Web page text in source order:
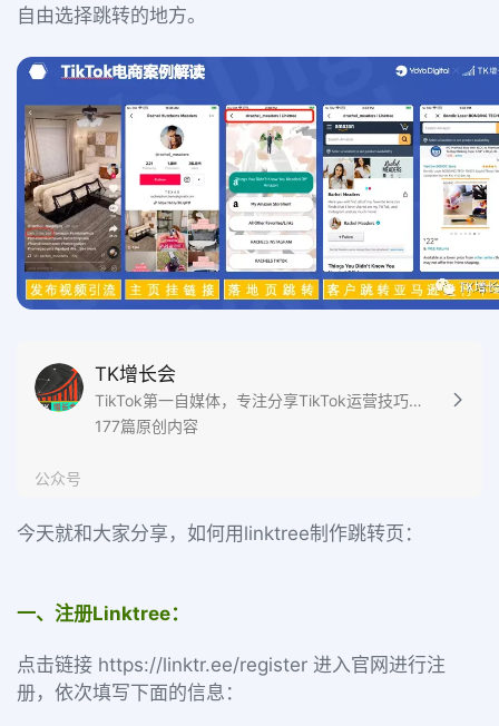
自由选择跳转的地方。
TK增长会
TikTok第一自媒体，专注分享TikTok运营技巧和商业变现
177篇原创内容
公众号
今天就和大家分享，如何用linktree制作跳转页：
一、注册Linktree：
点击链接 https://linktr.ee/register 进入官网进行注
册，依次填写下面的信息：